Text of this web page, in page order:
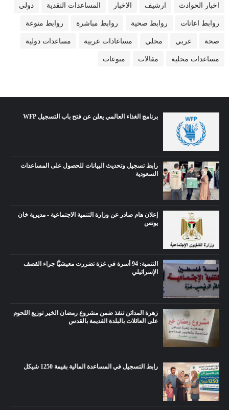
اخبار الحوادث
ارشيف الاخبار المساعدات النقدية دولي
روابط اعانات روابط صحية روابط مباشرة روابط منوعة
صحة عربي محلي مساعادات عربية مساعدات دولية
مساعدات محلية مقالات منوعات
برنامج الغذاء العالمي يعلن عن فتح باب التسجيل WFP
رابط تسجيل وتحديث البيانات للحصول على المساعدات
السعودية
إعلان هام صادر عن وزارة التنمية الاجتماعية - مديرية خان
يونس
التنمية: 94 أسرة في غزة تضررت معيشيًّا جراء القصف
الإسرائيلي
زهرة المدائن تنفذ ضمن مشروع رمضان الخير توزيع اللحوم
على العائلات بالبلدة القديمة بالقدس
رابط التسجيل في المساعدة المالية بقيمة 1250 شيكل